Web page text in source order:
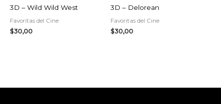
3D – Wild Wild West
Favoritas del Cine
$30,00
3D – Delorean
Favoritas del Cine
$30,00